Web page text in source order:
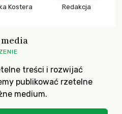
Kostera Redakcja
treści i rozwijać
publikować rzetelne
medium.